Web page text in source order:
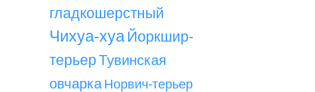
гладкошерстный
Чихуа-хуа Йоркшир-
терьерТувинская
овчарка Норвич-терьер